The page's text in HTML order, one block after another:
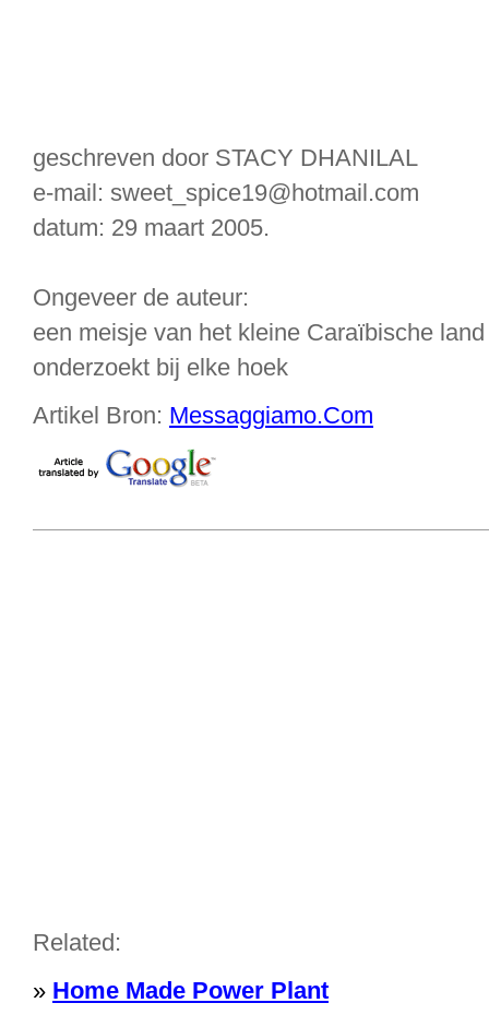
geschreven door STACY DHANILAL
e-mail: sweet_spice19@hotmail.com
datum: 29 maart 2005.
Ongeveer de auteur:
een meisje van het kleine Caraïbische
onderzoekt bij elke hoek
Artikel Bron: Messaggiamo.Com
Related:
» Home Made Power Plant